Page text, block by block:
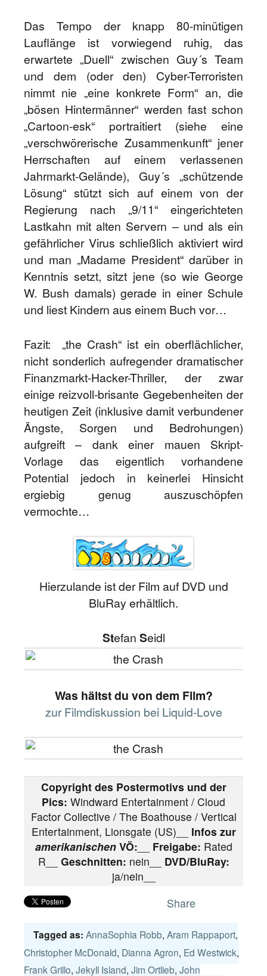
Das Tempo der knapp 80-minütigen
Lauflänge ist vorwiegend ruhig, das
erwartete „Duell“ zwischen Guy´s Team
und dem (oder den) Cyber-Terroristen
nimmt nie „eine konkrete Form“ an, die
„bösen Hintermänner“ werden fast schon
„Cartoon-esk“ portraitiert (siehe eine
„verschwörerische Zusammenkunft“ jener
Herrschaften auf einem verlassenen
Jahrmarkt-Gelände), Guy´s „schützende
Lösung“ stützt sich auf einem von der
Regierung nach „9/11“ eingerichteten
Lastkahn mit alten Servern – und als ein
gefährlicher Virus schließlich aktiviert wird
und man „Madame President“ darüber in
Kenntnis setzt, sitzt jene (so wie George
W. Bush damals) gerade in einer Schule
und liest Kindern aus einem Buch vor…
Fazit: „the Crash“ ist ein oberflächlicher,
nicht sonderlich aufregender dramatischer
Finanzmarkt-Hacker-Thriller, der zwar
einige reizvoll-brisante Gegebenheiten der
heutigen Zeit (inklusive damit verbundener
Ängste, Sorgen und Bedrohungen)
aufgreift – dank einer mauen Skript-
Vorlage das eigentlich vorhandene
Potential jedoch in keinerlei Hinsicht
ergiebig genug auszuschöpfen
vermochte…
Hierzulande ist der Film auf DVD und
BluRay erhältlich.
Stefan Seidl
Was hältst du von dem Film?
zur Filmdiskussion bei Liquid-Love
Copyright des Postermotivs und der
Pics: Windward Entertainment / Cloud
Factor Collective / The Boathouse / Vertical
Entertainment, Lionsgate (US)__ Infos zur
amerikanischenVÖ: Freigabe: Rated
R
Geschnitten: nein__ DVD/BluRay:
ja/nein__
Share
Tagged as: AnnaSophia Robb, Aram Rappaport,
Christopher McDonald, Dianna Agron, Ed Westwick,
Frank Grillo, Jekyll Island, Jim Ortlieb, John